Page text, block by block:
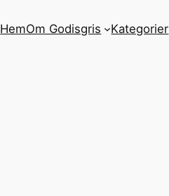
HemOm Godisgris Kategorier